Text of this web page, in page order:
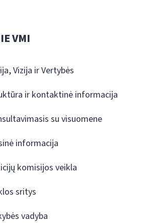
VMI
Vizija ir Vertybės
ir kontaktinė informacija
su visuomene
informacija
komisijos veikla
sritys
vadyba